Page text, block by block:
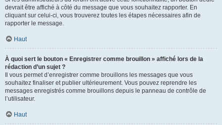
devrait être affiché à côté du message que vous souhaitez rapporter. En
cliquant sur celui-ci, vous trouverez toutes les étapes nécessaires afin de
rapporter le message.
Haut
À quoi sert le bouton « Enregistrer comme brouillon » affiché lors de la
rédaction d’un sujet ?
Il vous permet d’enregistrer comme brouillons les messages que vous
souhaitez finaliser et publier ultérieurement. Vous pouvez reprendre les
messages enregistrés comme brouillons depuis le panneau de contrôle de
l’utilisateur.
Haut